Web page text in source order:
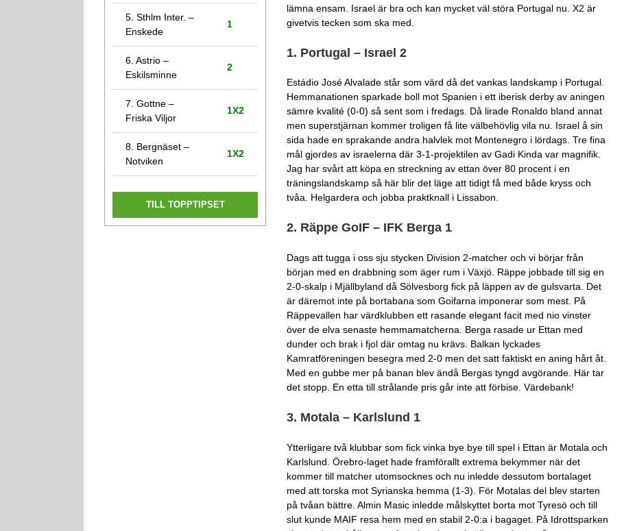
5. Sthlm Inter. –
Enskede
1
6. Astrio –
Eskilsminne
2
7. Gottne –
Friska Viljor
1X2
8. Bergnäset –
Notviken
1X2
TILL TOPPTIPSET
lämna ensam. Israel är bra och kan mycket väl störa Portugal nu. X2 är
givetvis tecken som ska med.
1. Portugal – Israel 2
Estádio José Alvalade står som värd då det vankas landskamp i Portugal.
Hemmanationen sparkade boll mot Spanien i ett iberisk derby av aningen
sämre kvalité (0-0) så sent som i fredags. Då lirade Ronaldo bland annat
men superstjärnan kommer troligen få lite välbehövlig vila nu. Israel å sin
sida hade en sprakande andra halvlek mot Montenegro i lördags. Tre fina
mål gjordes av israelerna där 3-1-projektilen av Gadi Kinda var magnifik.
Jag har svårt att köpa en streckning av ettan över 80 procent i en
träningslandskamp så här blir det läge att tidigt få med både kryss och
tvåa. Helgardera och jobba praktknall i Lissabon.
2. Räppe GoIF – IFK Berga 1
Dags att tugga i oss sju stycken Division 2-matcher och vi börjar från
början med en drabbning som äger rum i Växjö. Räppe jobbade till sig en
2-0-skalp i Mjällbyland då Sölvesborg fick på läppen av de gulsvarta. Det
är däremot inte på bortabana som Goifarna imponerar som mest. På
Räppevallen har värdklubben ett rasande elegant facit med nio vinster
över de elva senaste hemmamatcherna. Berga rasade ur Ettan med
dunder och brak i fjol där omtag nu krävs. Balkan lyckades
Kamratföreningen besegra med 2-0 men det satt faktiskt en aning hårt åt.
Med en gubbe mer på banan blev ändå Bergas tyngd avgörande. Här tar
det stopp. En etta till strålande pris går inte att förbise. Värdebank!
3. Motala – Karlslund 1
Ytterligare två klubbar som fick vinka bye bye till spel i Ettan är Motala och
Karlslund. Örebro-laget hade framförallt extrema bekymmer när det
kommer till matcher utomsocknes och nu inledde dessutom bortalaget
med att torska mot Syrianska hemma (1-3). För Motalas del blev starten
på tvåan bättre. Almin Masic inledde målskyttet borta mot Tyresö och till
slut kunde MAIF resa hem med en stabil 2-0:a i bagaget. På Idrottsparken